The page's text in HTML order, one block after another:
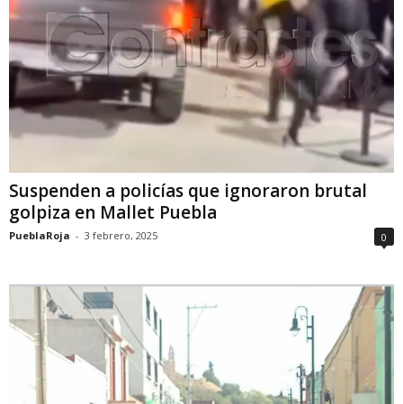
Suspenden a policías que ignoraron brutal
golpiza en Mallet Puebla
PueblaRoja - 3 febrero, 2025 0